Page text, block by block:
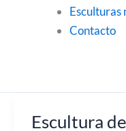
Esculturas
Contacto
Escultura